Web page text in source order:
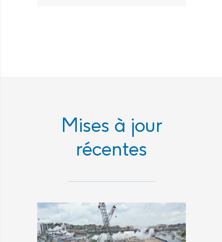
Mises à jour
récentes